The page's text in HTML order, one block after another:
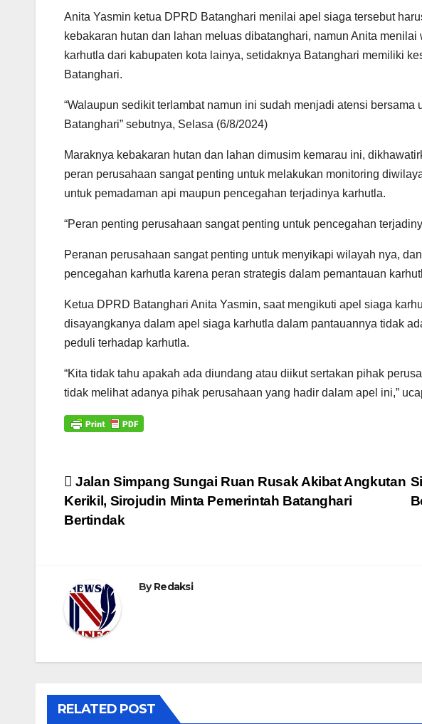
Anita Yasmin ketua DPRD Batanghari menilai apel siaga tersebut
kebakaran hutan dan lahan meluas dibatanghari, namun Anita
karhutla dari kabupaten kota lainya, setidaknya Batanghari memiliki
Batanghari.
“Walaupun sedikit terlambat namun ini sudah menjadi atensi bersama
Batanghari” sebutnya, Selasa (6/8/2024)
Maraknya kebakaran hutan dan lahan dimusim kemarau ini,
peran perusahaan sangat penting untuk melakukan monitoring
untuk pemadaman api maupun pencegahan terjadinya karhutla.
“Peran penting perusahaan sangat penting untuk pencegahan
Peranan perusahaan sangat penting untuk menyikapi wilayah nya,
pencegahan karhutla karena peran strategis dalam pemantauan
Ketua DPRD Batanghari Anita Yasmin, saat mengikuti apel siaga
disayangkanya dalam apel siaga karhutla dalam pantauannya tidak
peduli terhadap karhutla.
“Kita tidak tahu apakah ada diundang atau diikut sertakan pihak
tidak melihat adanya pihak perusahaan yang hadir dalam apel ini,”
Navigasi
pos
Jalan Simpang Sungai Ruan Rusak Akibat Angkutan
Kerikil, Sirojudin Minta Pemerintah Batanghari
Bertindak
ByRedaksi
RELATED POST